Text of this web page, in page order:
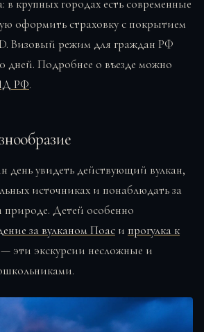
в крупных городах есть современные
оформить страховку с покрытием
Визовый режим для граждан РФ
дней. Подробнее о въезде можно
РФ.
день увидеть действующий вулкан,
источниках и понаблюдать за
Детей особенно
за вулканом Поас и прогулка к
— эти экскурсии несложные и